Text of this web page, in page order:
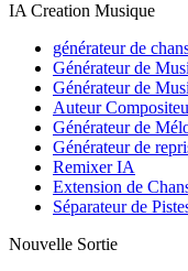
IA Creation Musique
générateur de
Générateur de
Générateur de
Auteur
Générateur de
Générateur de
Remixer IA
Extension de
Séparateur de
Nouvelle Sortie